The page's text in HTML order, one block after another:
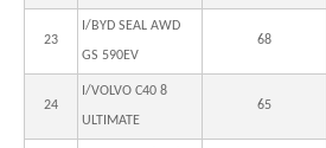
23
I/BYD SEAL AWD
GS 590EV
68
24
I/VOLVO C40 8
ULTIMATE
65